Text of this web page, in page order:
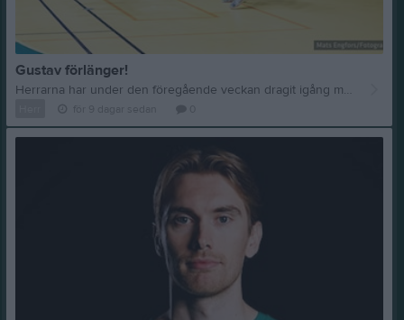
Gustav förlänger!
Herrarna har under den föregående veckan dragit igång med träningarna igen inför den stundande säsongen. Vi kan i samband med detta presentera att lagkapten Gustav Carlsson har förlängt sitt kontrakt! Detta är en oerhört viktigt förlänging inför återkomsten i division 1. Gustav är riktigt vass i kontringsspelet med sin snabbhet och kommer att få dra ett stort lass som spelfördelare. Han har dessutom ett rappt och bra skott själv. Han kom hit inför säsongen 19/20 och hör numera till en av de mer rutinerade spelarna i truppen. Gustav har däremot de senaste åren dragits med knäproblem, som även tillslut ledde till operation, vi håller tummarna att han får vara 100% kry framöver. Utöver att vara spelare själv så har han även varit, och kommer fortsätta att vara tränare för de födda 2009-2011. De födda 2009 tar dock denna säsong klivet upp till herrtruppen. Vi kommer fortsätta att presentera nyheter gällande herrtruppen framöver!